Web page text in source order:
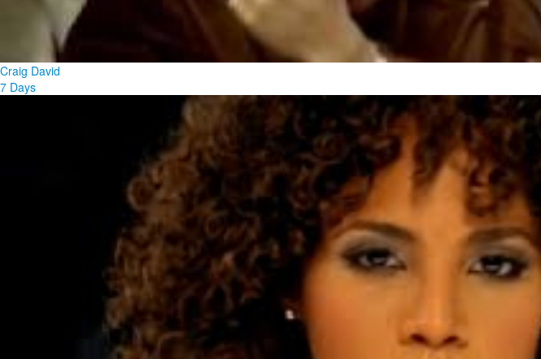
Craig David
7 Days